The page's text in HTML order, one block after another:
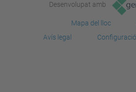
Desenvolupat amb
Mapa del lloc
Avís legal